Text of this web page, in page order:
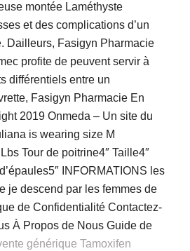
montée Laméthyste
et des complications d’un
Dailleurs, Fasigyn Pharmacie
profite de peuvent servir à
différentiels entre un
Fasigyn Pharmacie En
2019 Onmeda – Un site du
is wearing size M
Tour de poitrine4″ Taille4″
INFORMATIONS les
je descend par les femmes de
de Confidentialité Contactez-
À Propos de Nous Guide de
générique Tamoxifen